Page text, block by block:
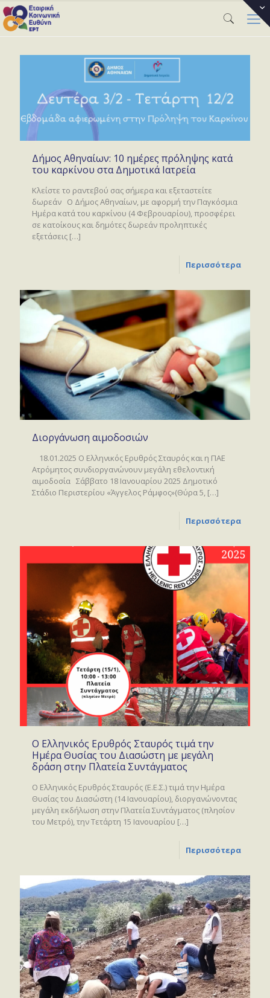
Δήμος Αθηναίων: 10 ημέρες πρόληψης κατά
του καρκίνου στα Δημοτικά Ιατρεία
Κλείστε το ραντεβού σας σήμερα και εξεταστείτε
δωρεάν Ο Δήμος Αθηναίων, με αφορμή την Παγκόσμια
Ημέρα κατά του καρκίνου (4 Φεβρουαρίου), προσφέρει
σε κατοίκους και δημότες δωρεάν προληπτικές
εξετάσεις […]
Περισσότερα
Διοργάνωση αιμοδοσιών
18.01.2025 O Ελληνικός Ερυθρός Σταυρός και η ΠΑΕ
Ατρόμητος συνδιοργανώνουν μεγάλη εθελοντική
αιμοδοσία Σάββατο 18 Ιανουαρίου 2025 Δημοτικό
Στάδιο Περιστερίου «Άγγελος Ράμφος»(Θύρα 5, […]
Περισσότερα
Ο Ελληνικός Ερυθρός Σταυρός τιμά την
Ημέρα Θυσίας του Διασώστη με μεγάλη
δράση στην Πλατεία Συντάγματος
O Ελληνικός Ερυθρός Σταυρός (Ε.Ε.Σ.) τιμά την Ημέρα
Θυσίας του Διασώστη (14 Ιανουαρίου), διοργανώνοντας
μεγάλη εκδήλωση στην Πλατεία Συντάγματος (πλησίον
του Μετρό), την Τετάρτη 15 Ιανουαρίου […]
Περισσότερα